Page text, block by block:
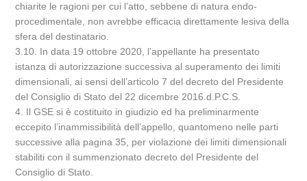
chiarite le ragioni per cui l’atto, sebbene di natura endo-
procedimentale, non avrebbe efficacia direttamente lesiva della
sfera del destinatario.
3.10. In data 19 ottobre 2020, l’appellante ha presentato
istanza di autorizzazione successiva al superamento dei limiti
dimensionali, ai sensi dell’articolo 7 del decreto del Presidente
del Consiglio di Stato del 22 dicembre 2016.d.P.C.S.
4. Il GSE si è costituito in giudizio ed ha preliminarmente
eccepito l’inammissibilità dell’appello, quantomeno nelle parti
successive alla pagina 35, per violazione dei limiti dimensionali
stabiliti con il summenzionato decreto del Presidente del
Consiglio di Stato.